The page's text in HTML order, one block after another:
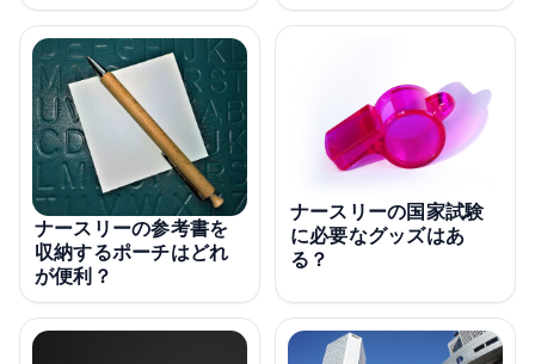
ナースリーの参考書を
収納するポーチはどれ
が便利？
ナースリーの国家試験
に必要なグッズはあ
る？